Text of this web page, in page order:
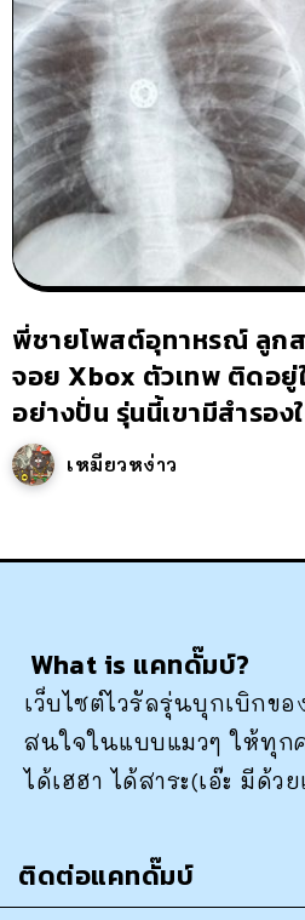
พี่ชายโพสต์อุทาหรณ์ ลูก
จอย Xbox ตัวเทพ ติดอ
อย่างปั่น รุ่นนี้เขามีสำรอง
เหมียวหง่าว
What is แคทดั๊มบ์?
เว็บไซต์ไวรัลรุ่นบุกเบิกขอ
สนใจในแบบแมวๆ ให้ทุก
ได้เฮฮา ได้สาระ(เอ๊ะ มีด้ว
ติดต่อแคทดั๊มบ์